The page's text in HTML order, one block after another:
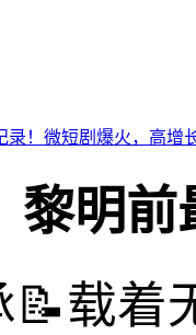
黎明
📝载着